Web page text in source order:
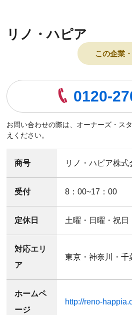
リノ・ハピア
この企業
0120-
お問い合わせの際は、オーナーズ・ス
えください。
商号 リノ・ハピア株式
受付 8：00~17：00
定休日 土曜・日曜・祝日
対応エリ
ア
東京・神奈川・千
ホームペ
ージ
http://reno-